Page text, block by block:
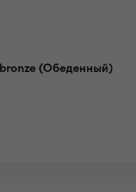
(Обеденный)